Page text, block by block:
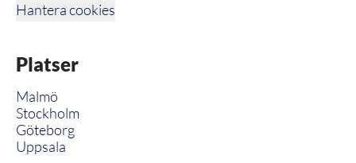
Hantera cookies
Platser
Malmö
Stockholm
Göteborg
Uppsala